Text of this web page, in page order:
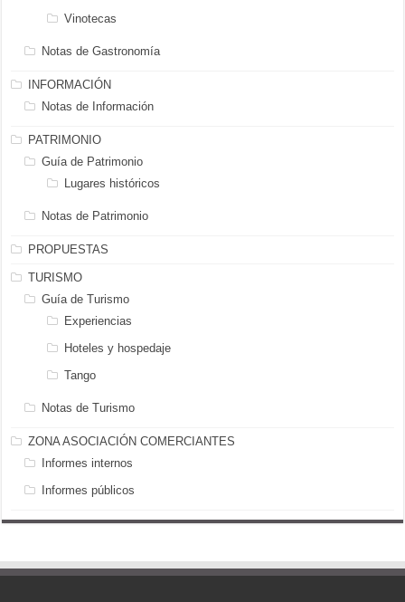
Vinotecas
Notas de Gastronomía
INFORMACIÓN
Notas de Información
PATRIMONIO
Guía de Patrimonio
Lugares históricos
Notas de Patrimonio
PROPUESTAS
TURISMO
Guía de Turismo
Experiencias
Hoteles y hospedaje
Tango
Notas de Turismo
ZONA ASOCIACIÓN COMERCIANTES
Informes internos
Informes públicos